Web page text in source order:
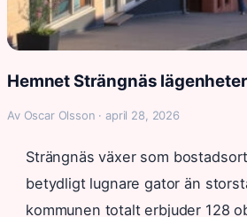
Hemnet Strängnäs
Av Oscar Olsson · april 28, 2026
Strängnäs växer som
betydligt lugnare gator än
kommunen totalt erbjuder 128